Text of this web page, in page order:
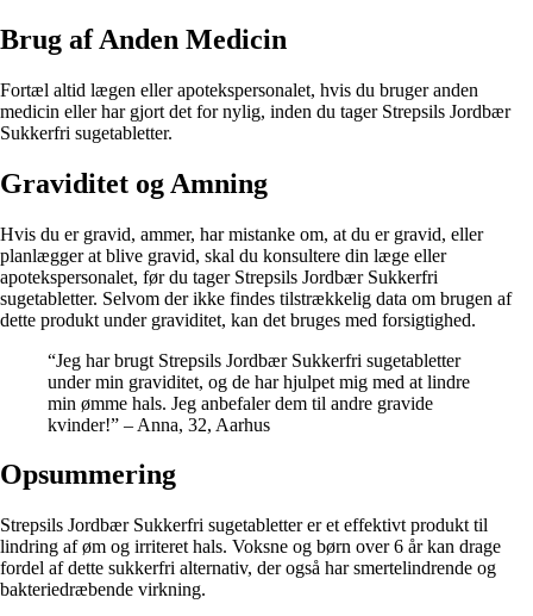
Brug af Anden Medicin
Fortæl altid lægen eller apotekspersonalet, hvis du bruger anden
medicin eller har gjort det for nylig, inden du tager Strepsils Jordbær
Sukkerfri sugetabletter.
Graviditet og Amning
Hvis du er gravid, ammer, har mistanke om, at du er gravid, eller
planlægger at blive gravid, skal du konsultere din læge eller
apotekspersonalet, før du tager Strepsils Jordbær Sukkerfri
sugetabletter. Selvom der ikke findes tilstrækkelig data om brugen af
dette produkt under graviditet, kan det bruges med forsigtighed.
“Jeg har brugt Strepsils Jordbær Sukkerfri sugetabletter
under min graviditet, og de har hjulpet mig med at lindre
min ømme hals. Jeg anbefaler dem til andre gravide
kvinder!” – Anna, 32, Aarhus
Opsummering
Strepsils Jordbær Sukkerfri sugetabletter er et effektivt produkt til
lindring af øm og irriteret hals. Voksne og børn over 6 år kan drage
fordel af dette sukkerfri alternativ, der også har smertelindrende og
bakteriedræbende virkning.